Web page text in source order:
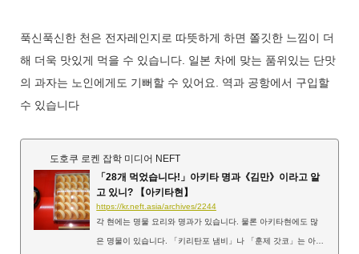
푹신푹신한 천은 전자레인지로 따뜻하게 하면 쫄깃한 느낌이 더
해 더욱 맛있게 먹을 수 있습니다. 일본 차에 맞는 품위있는 단맛
의 과자는 노인에게도 기뻐할 수 있어요. 역과 공항에서 구입할
수 있습니다
도호쿠 로켄 잡학 미디어 NEFT
「28개 먹었습니다!」아키타 명과《김만》이라고 알
고 있니? 【아키타현】
https://kr.neft.asia/archives/2244
각 현에는 명물 요리와 명과가 있습니다. 물론 아키타현에도 많
은 명물이 있습니다. 「키리탄포 냄비」나 「훈제 갓코」는 아키